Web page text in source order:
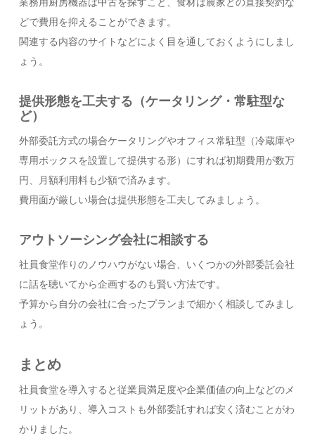
業務用厨房機器は中古を探すこと、食材は農家との直接契約な
どで費用を抑えることができます。
関連する内容のサイトなどによく目を通しておくようにしまし
ょう。
提供形態を工夫する（ケータリング・常駐型な
ど）
外部委託方式の場合ケータリングやオフィス常駐型（冷蔵庫や
専用ボックスを設置して提供する形）にすれば初期費用が数万
円、月額利用料も少額で済みます。
費用面が厳しい場合は提供形態を工夫してみましょう。
アウトソーシング会社に相談する
社員食堂作りのノウハウがない場合、いくつかの外部委託会社
に話を聴いてから企画するのも賢い方法です。
予算から自分の会社に合ったプランまで細かく相談してみまし
ょう。
まとめ
社員食堂を導入すると従業員満足度や企業価値の向上などのメ
リットがあり、導入コストも外部委託すれば安く済むことがわ
かりました。